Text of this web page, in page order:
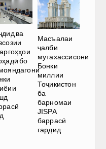
ва
бо
Масъалаи
ҷалби
мутахассисони
Бонки
миллии
Тоҷикистон
ба
барномаи
JISPA
баррасӣ
гардид